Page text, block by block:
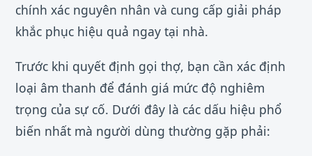
chính xác nguyên nhân và cung cấp giải pháp
khắc phục hiệu quả ngay tại nhà.
Trước khi quyết định gọi thợ, bạn cần xác định
loại âm thanh để đánh giá mức độ nghiêm
trọng của sự cố. Dưới đây là các dấu hiệu phổ
biến nhất mà người dùng thường gặp phải: